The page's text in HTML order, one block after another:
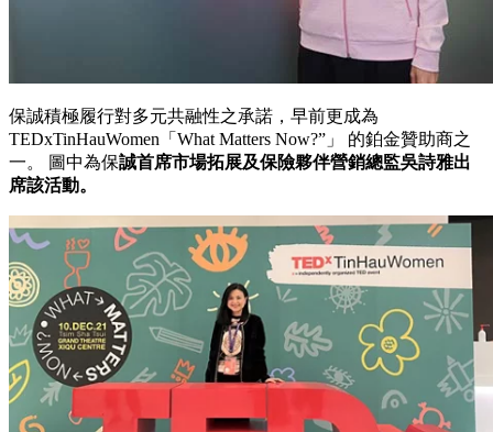
保誠積極履行對多元共融性之承諾，早前更成為
TEDxTinHauWomen「What Matters Now?”」 的鉑金贊助商之
一。 圖中為保誠首席市場拓展及保險夥伴營銷總監吳詩雅出
席該活動。